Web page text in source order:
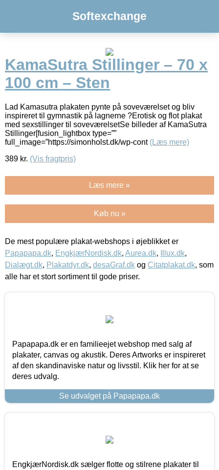
Softexchange
KamaSutra Stillinger – 70 x
100 cm – Sten
Lad Kamasutra plakaten pynte på soveværelset og bliv
inspireret til gymnastik på lagnerne ?Erotisk og flot plakat
med sexstillinger til soveværelsetSe billeder af KamaSutra
Stillinger[fusion_lightbox type=””
full_image=”https://simonholst.dk/wp-cont (Læs mere)
389 kr. (Vis fragtpris)
Læs mere »
Køb nu »
De mest populære plakat-webshops i øjeblikket er
Papapapa.dk, EngkjærNordisk.dk, Aurea.dk, Illux.dk,
Dialægt.dk, Plakatdyr.dk, desaGraf.dk og Citatplakat.dk, som
alle har et stort sortiment til gode priser.
Papapapa.dk er en familieejet webshop med salg af
plakater, canvas og akustik. Deres Artworks er inspireret
af den skandinaviske natur og livsstil. Klik her for at se
deres udvalg.
Se udvalget på Papapapa.dk
EngkjærNordisk.dk sælger flotte og stilrene plakater til